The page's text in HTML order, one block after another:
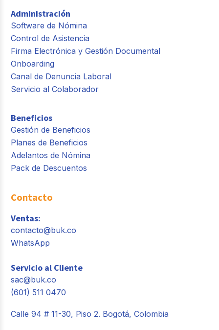
Administración
Software de Nómina
Control de Asistencia
Firma Electrónica y Gestión Documental
Onboarding
Canal de Denuncia Laboral
Servicio al Colaborador
Beneficios
Gestión de Beneficios
Planes de Beneficios
Adelantos de Nómina
Pack de Descuentos
Contacto
Ventas:
contacto@buk.co
WhatsApp
Servicio al Cliente
sac@buk.co
(601) 511 0470
Calle 94 # 11-30, Piso 2. Bogotá, Colombia